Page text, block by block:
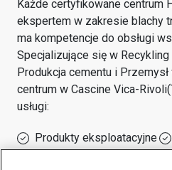
Każde certyfikowane centrum
ekspertem w zakresie blachy
ma kompetencje do obsługi
Specjalizujące się w Recykling
Produkcja cementu i
centrum w Cascine Vica-
usługi:
Produkty eksploatacyjne